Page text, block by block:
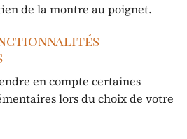
de la montre au poignet.
en compte certaines
lors du choix de votre